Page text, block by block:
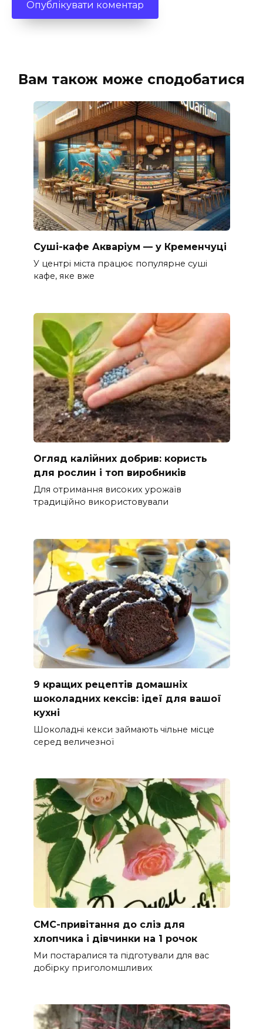
Вам також може сподобатися
Суші-кафе Акваріум — у Кременчуці
У центрі міста працює популярне суші
кафе, яке вже
Огляд калійних добрив: користь
для рослин і топ виробників
Для отримання високих урожаїв
традиційно використовували
9 кращих рецептів домашніх
шоколадних кексів: ідеї для вашої
кухні
Шоколадні кекси займають чільне місце
серед величезної
СМС-привітання до сліз для
хлопчика і дівчинки на 1 рочок
Ми постаралися та підготували для вас
добірку приголомшливих